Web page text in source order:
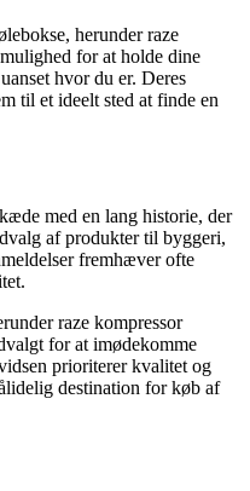
herunder raze
for at holde dine
hvor du er. Deres
til et ideelt sted at finde en
med en lang historie, der
af produkter til byggeri,
fremhæver ofte
raze kompressor
for at imødekomme
prioriterer kvalitet og
destination for køb af